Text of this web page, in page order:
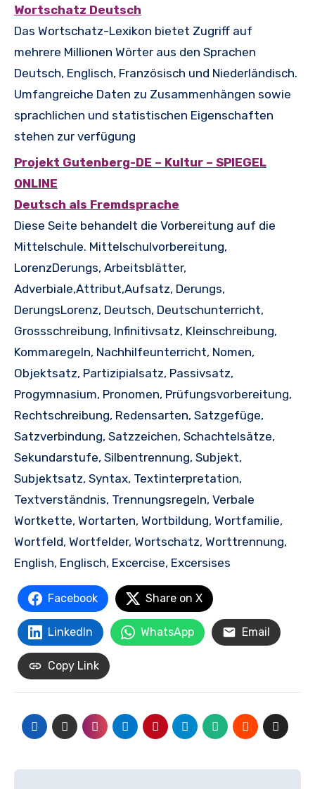
Wortschatz Deutsch
Das Wortschatz-Lexikon bietet Zugriff auf
mehrere Millionen Wörter aus den Sprachen
Deutsch, Englisch, Französisch und Niederländisch.
Umfangreiche Daten zu Zusammenhängen sowie
sprachlichen und statistischen Eigenschaften
stehen zur verfügung
Projekt Gutenberg-DE – Kultur – SPIEGEL
ONLINE
Deutsch als Fremdsprache
Diese Seite behandelt die Vorbereitung auf die
Mittelschule. Mittelschulvorbereitung,
LorenzDerungs, Arbeitsblätter,
Adverbiale,Attribut,Aufsatz, Derungs,
DerungsLorenz, Deutsch, Deutschunterricht,
Grossschreibung, Infinitivsatz, Kleinschreibung,
Kommaregeln, Nachhilfeunterricht, Nomen,
Objektsatz, Partizipialsatz, Passivsatz,
Progymnasium, Pronomen, Prüfungsvorbereitung,
Rechtschreibung, Redensarten, Satzgefüge,
Satzverbindung, Satzzeichen, Schachtelsätze,
Sekundarstufe, Silbentrennung, Subjekt,
Subjektsatz, Syntax, Textinterpretation,
Textverständnis, Trennungsregeln, Verbale
Wortkette, Wortarten, Wortbildung, Wortfamilie,
Wortfeld, Wortfelder, Wortschatz, Worttrennung,
English, Englisch, Excercise, Excersises
Facebook Share on X
LinkedIn WhatsApp Email
Copy Link